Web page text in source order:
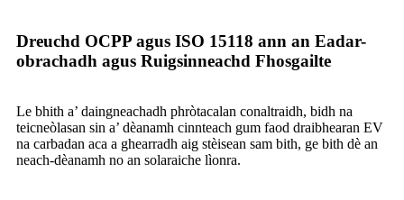
Dreuchd OCPP agus ISO 15118 ann an Eadar-
obrachadh agus Ruigsinneachd Fhosgailte
Le bhith a’ daingneachadh phròtacalan conaltraidh, bidh na
teicneòlasan sin a’ dèanamh cinnteach gum faod draibhearan EV
na carbadan aca a ghearradh aig stèisean sam bith, ge bith dè an
neach-dèanamh no an solaraiche lìonra.